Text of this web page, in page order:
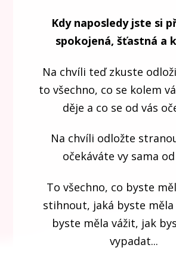
Kdy naposledy jste si
spokojená, šťastná a
Na chvíli teď zkuste
to všechno, co se kolem
děje a co se od vás
Na chvíli odložte
očekáváte vy sama
To všechno, co byste
stihnout, jaká byste
byste měla vážit, jak
vypadat...